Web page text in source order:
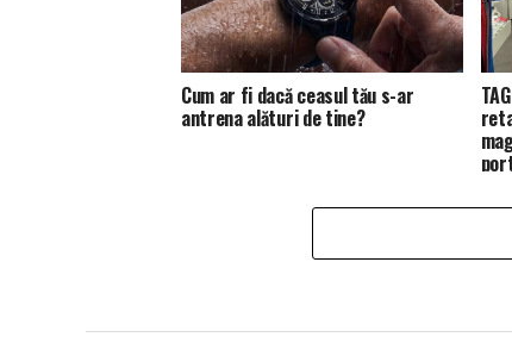
Cum ar fi dacă ceasul tău s-ar
antrena alături de tine?